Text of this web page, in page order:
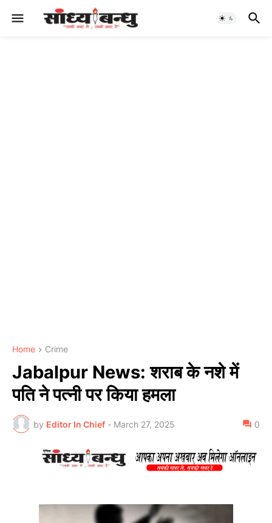
Home Crime
Jabalpur News: शराब के नशे में
पति ने पत्नी पर किया हमला
by Editor In Chief - March 27, 2025 0